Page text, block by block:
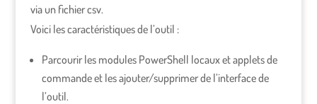
via un fichier csv.
Voici les caractéristiques de l’outil :
Parcourir les modules PowerShell locaux et applets de
commande et les ajouter/supprimer de l’interface de
l’outil.